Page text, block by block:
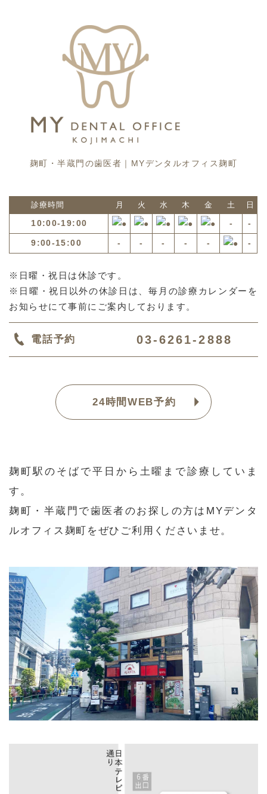
麹町・半蔵門の歯医者｜MYデンタルオフィス麹町
診療時間 月 火 水 木 金 土 日
10:00-19:00 - -
9:00-15:00 - - - - - -
※日曜・祝日は休診です。
※日曜・祝日以外の休診日は、毎月の診療カレンダーを
お知らせにて事前にご案内しております。
電話予約 03-6261-2888
24時間WEB予約
麹町駅のそばで平日から土曜まで診療していま
す。
麹町・半蔵門で歯医者のお探しの方はMYデンタ
ルオフィス麹町をぜひご利用くださいませ。